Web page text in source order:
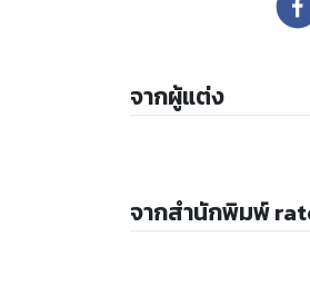
จากผู้แต่ง
จากสำนักพิมพ์